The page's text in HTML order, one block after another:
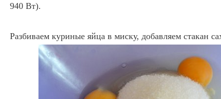
940 Вт).
Разбиваем куриные яйца в миску, добавляем стакан